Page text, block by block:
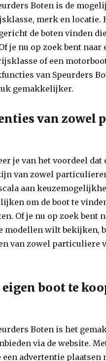
Boten is de
merk en
de boten vinden
je nu op zoek bent
of een
van Speurders
gemakkelijker.
van zowel
je van het voordeel dat
van zowel
aan
om de boot te
Of je nu op zoek bent
modellen wilt bekijken,
van zowel particuliere
boot te
Boten is het
via de website.
advertentie plaatsen